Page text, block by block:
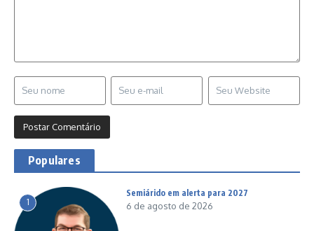
Populares
1
Semiárido em alerta para 2027
6 de agosto de 2026